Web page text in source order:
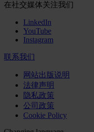
在社交媒体关注我们
LinkedIn
YouTube
Instagram
联系我们
网站出版说明
法律声明
隐私政策
公司政策
Cookie Policy